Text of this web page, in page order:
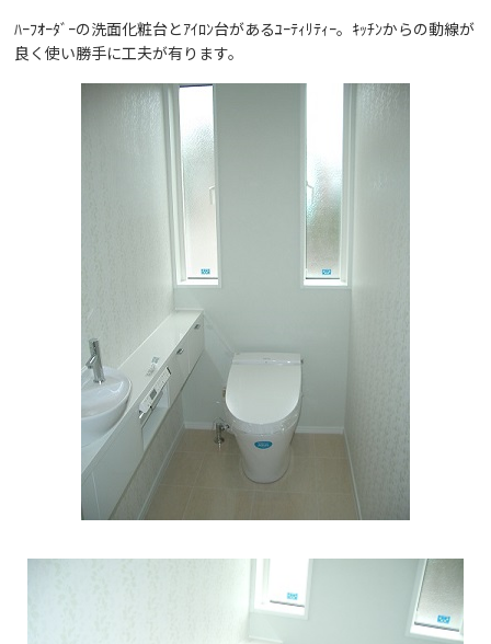
ﾊｰﾌｵｰﾀﾞｰの洗面化粧台とｱｲﾛﾝ台があるﾕｰﾃｨﾘﾃｨｰ。ｷｯﾁﾝからの動線が
良く使い勝手に工夫が有ります。